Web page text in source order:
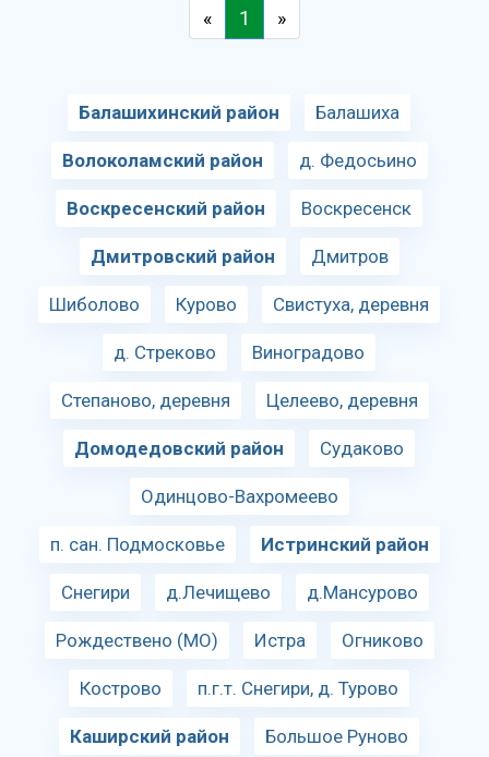
« 1 »
Балашихинский район Балашиха
Волоколамский район д. Федосьино
Воскресенский район Воскресенск
Дмитровский район Дмитров
Шиболово Курово Свистуха, деревня
д. Стреково Виноградово
Степаново, деревня Целеево, деревня
Домодедовский район Судаково
Одинцово-Вахромеево
п. сан. Подмосковье Истринский район
Снегири д.Лечищево д.Мансурово
Рождествено (МО) Истра Огниково
Кострово п.г.т. Снегири, д. Турово
Каширский район Большое Руново